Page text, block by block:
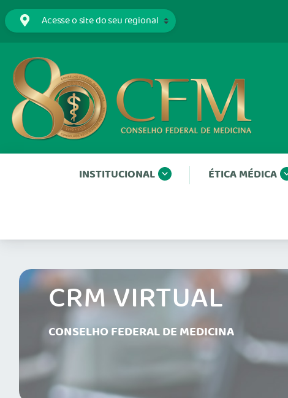
INSTITUCIONAL ÉTICA MÉDICA
CRM VIRTUAL
CONSELHO FEDERAL DE MEDICINA